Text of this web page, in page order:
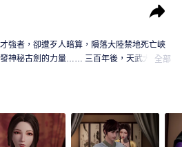
強者，卻遭歹人暗算，隕落大陸禁地死亡峽
神秘古劍的力量…… 三百年後，天武大陸偏
己所愛的一切，秦塵毅然決然扛起維護天下
全部